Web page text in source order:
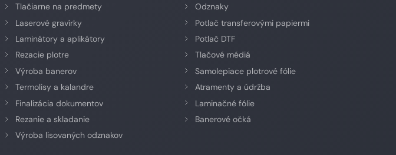
Tlačiarne na predmety
Laserové gravírky
Laminátory a aplikátory
Rezacie plotre
Výroba banerov
Termolisy a kalandre
Finalizácia dokumentov
Rezanie a skladanie
Výroba lisovaných odznakov
Odznaky
Potlač transferovými papiermi
Potlač DTF
Tlačové médiá
Samolepiace plotrové fólie
Atramenty a údržba
Laminačné fólie
Banerové očká